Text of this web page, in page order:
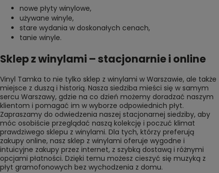
nowe płyty winylowe,
używane winyle,
stare wydania w doskonałych cenach,
tanie winyle.
Sklep z winylami – stacjonarnie i online
Vinyl Tamka to nie tylko sklep z winylami w Warszawie, ale także
miejsce z duszą i historią. Nasza siedziba mieści się w samym
sercu Warszawy, gdzie na co dzień możemy doradzać naszym
klientom i pomagać im w wyborze odpowiednich płyt.
Zapraszamy do odwiedzenia naszej stacjonarnej siedziby, aby
móc osobiście przeglądać naszą kolekcję i poczuć klimat
prawdziwego sklepu z winylami. Dla tych, którzy preferują
zakupy online, nasz sklep z winylami oferuje wygodne i
intuicyjne zakupy przez internet, z szybką dostawą i różnymi
opcjami płatności. Dzięki temu możesz cieszyć się muzyką z
płyt gramofonowych bez wychodzenia z domu.